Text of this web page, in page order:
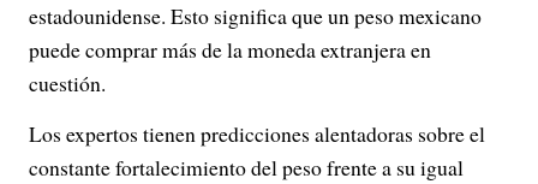
estadounidense. Esto significa que un peso mexicano
puede comprar más de la moneda extranjera en
cuestión.
Los expertos tienen predicciones alentadoras sobre el
constante fortalecimiento del peso frente a su igual